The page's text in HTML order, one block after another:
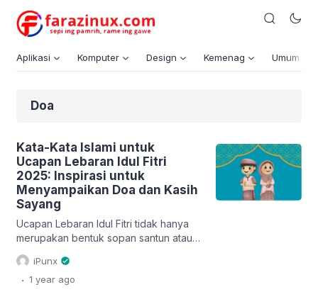
Aplikasi Komputer Design Kemenag Umum
Doa
Kata-Kata Islami untuk
Ucapan Lebaran Idul Fitri
2025: Inspirasi untuk
Menyampaikan Doa dan Kasih
Sayang
Ucapan Lebaran Idul Fitri tidak hanya
merupakan bentuk sopan santun atau
kebiasaan tahunan, tetapi juga wujud
kasih sayang, ukhuwah Islamiyah, serta
pengingat untuk saling mendoakan. Di
iPunx
. 1 year ago